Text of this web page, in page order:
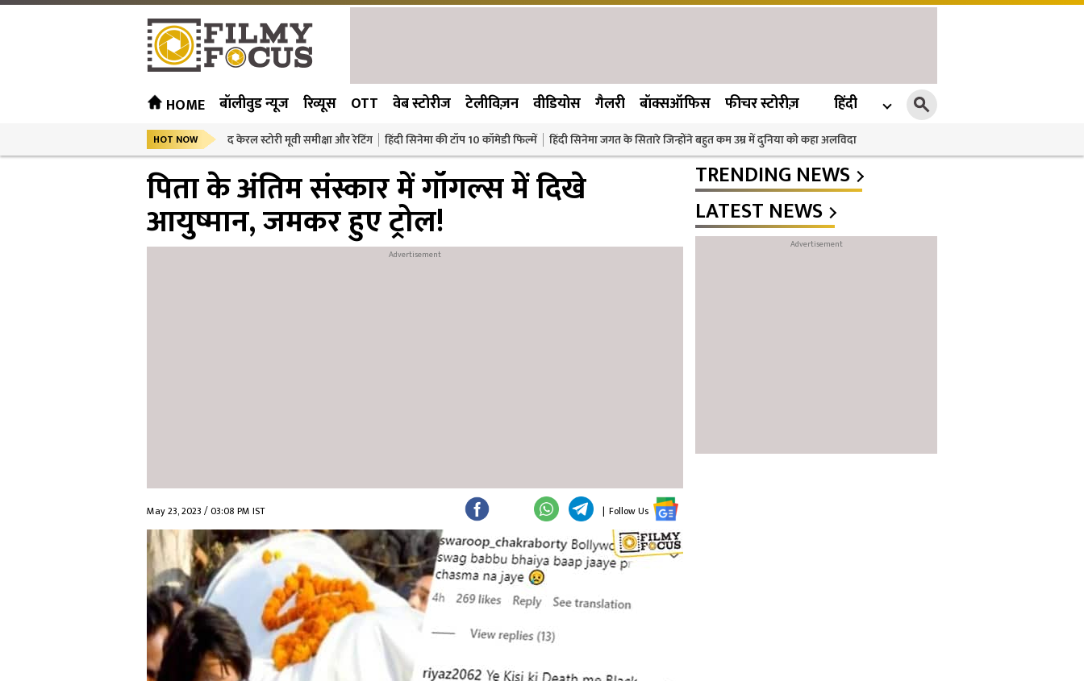
HOME बॉलीवुड न्यूज रिव्यूस OTT वेब स्टोरीज टेलीविज़न वीडियोस गैलरी बॉक्सऑफिस फीचर स्टोरीज़ हिंदी
HOT NOW द केरल स्टोरी मूवी समीक्षा और रेटिंग हिंदी सिनेमा की टॉप 10 कॉमेडी फिल्में हिंदी सिनेमा जगत के सितारे जिन्होंने बहुत कम उम्र में दुनिया को कहा अलविदा
पिता के अंतिम संस्कार में गॉगल्स में दिखे
आयुष्मान, जमकर हुए ट्रोल!
May 23, 2023 / 03:08 PM IST | Follow Us
TRENDING NEWS
LATEST NEWS